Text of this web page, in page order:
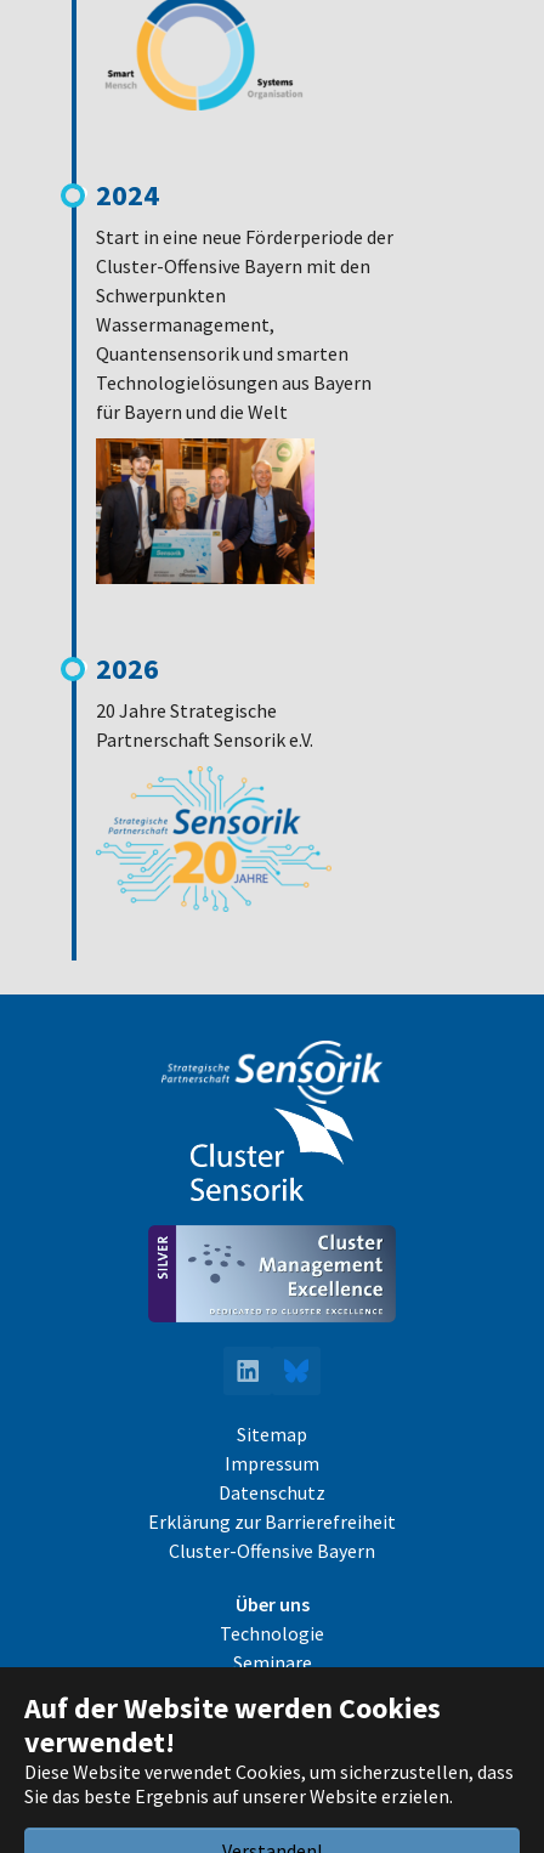
Auf der Website werden Cookies
verwendet!
Diese Website verwendet Cookies, um sicherzustellen, dass
Sie das beste Ergebnis auf unserer Website erzielen.
2024
Start in eine neue Förderperiode der
Cluster-Offensive Bayern mit den
Schwerpunkten
Wassermanagement,
Quantensensorik und smarten
Technologielösungen aus Bayern
für Bayern und die Welt
2026
20 Jahre Strategische
Partnerschaft Sensorik e.V.
LinkedInBluesky
Sitemap
Impressum
Datenschutz
Erklärung zur Barrierefreiheit
Cluster-Offensive Bayern
Über uns
Technologie
Seminare
Mitgliedschaft
Aktuelles